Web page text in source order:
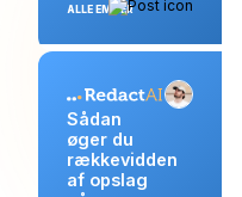
ALLE EMNER
Sådan
øger du
rækkevidden
af opslag